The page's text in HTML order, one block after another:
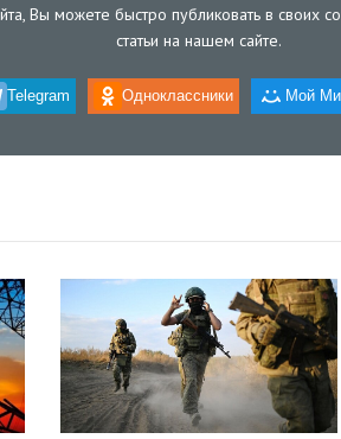
Вы можете быстро публиковать в своих
статьи на нашем сайте.
Telegram Одноклассники Мой